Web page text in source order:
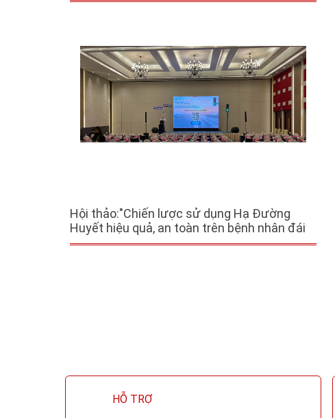
Hội thảo:"Chiến lược sử dụng Hạ Đường
Huyết hiệu quả, an toàn trên bệnh nhân đái
tháo đường"
HỖ TRỢ